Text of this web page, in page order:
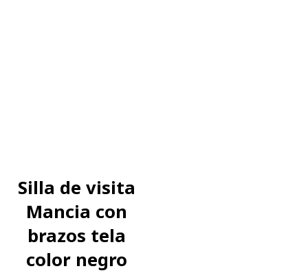
Silla de visita
Mancia con
brazos tela
color negro